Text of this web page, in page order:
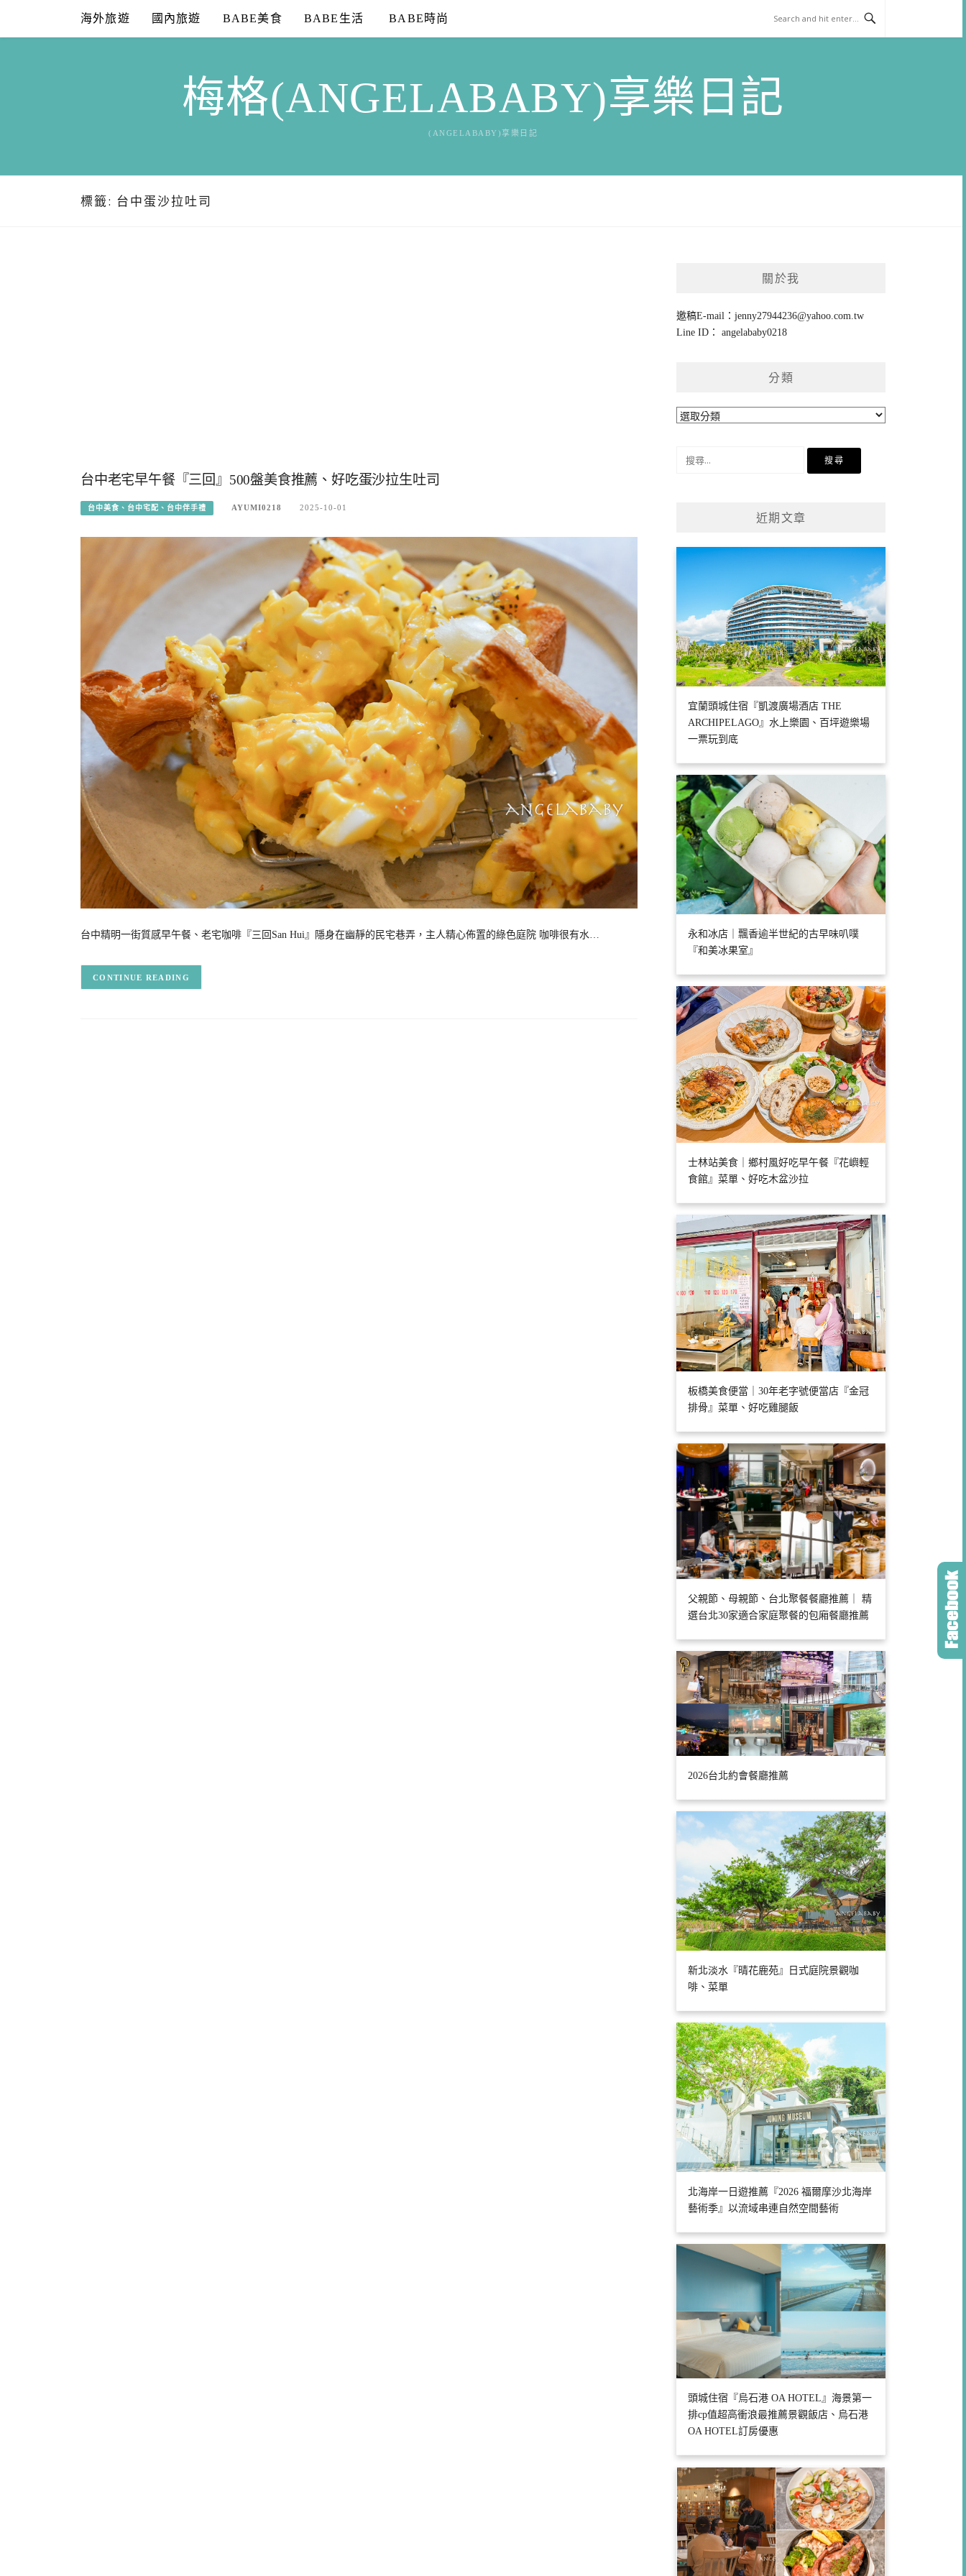
content
海外旅遊 國內旅遊 BABE美食 BABE生活 BABE時尚
梅格(ANGELABABY)享樂日記
(ANGELABABY)享樂日記
標籤: 台中蛋沙拉吐司
台中老宅早午餐『三回』500盤美食推薦、好吃蛋沙拉生吐司
台中美食、台中宅配、台中伴手禮 AYUMI0218 2025-10-01
台中精明一街質感早午餐、老宅咖啡『三回San Hui』隱身在幽靜的民宅巷弄，主人精心佈置的綠色庭院 咖啡很有水…
CONTINUE READING
關於我
邀稿E-mail：jenny27944236@yahoo.com.tw
Line ID： angelababy0218
分類
分
近期文章
宜蘭頭城住宿『凱渡廣場酒店 THE
ARCHIPELAGO』水上樂園、百坪遊樂場
一票玩到底
永和冰店｜飄香逾半世紀的古早味叭噗
『和美冰果室』
士林站美食｜鄉村風好吃早午餐『花嶼輕
食館』菜單、好吃木盆沙拉
板橋美食便當｜30年老字號便當店『金冠
排骨』菜單、好吃雞腿飯
父親節、母親節、台北聚餐餐廳推薦｜ 精
選台北30家適合家庭聚餐的包廂餐廳推薦
2026台北約會餐廳推薦
新北淡水『晴花鹿苑』日式庭院景觀咖
啡、菜單
北海岸一日遊推薦『2026 福爾摩沙北海岸
藝術季』以流域串連自然空間藝術
頭城住宿『烏石港 OA HOTEL』海景第一
排cp值超高衝浪最推薦景觀飯店、烏石港
OA HOTEL訂房優惠